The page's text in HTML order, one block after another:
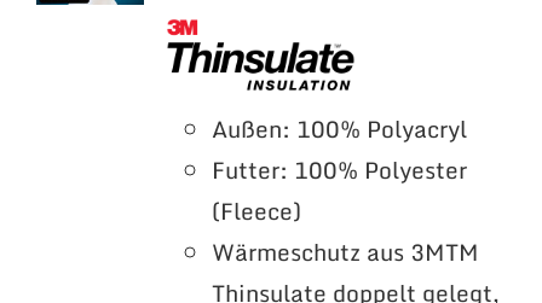
Außen: 100% Polyacryl
Futter: 100% Polyester
(Fleece)
Wärmeschutz aus 3MTM
Thinsulate doppelt gelegt,